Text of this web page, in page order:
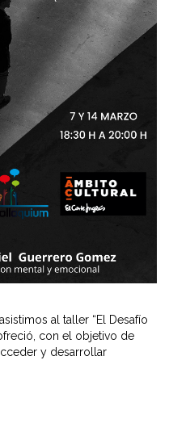
al taller “El Desafío
con el objetivo de
y desarrollar